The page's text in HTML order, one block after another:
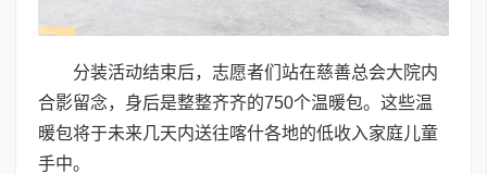
分装活动结束后，志愿者们站在慈善总会大院内
合影留念，身后是整整齐齐的750个温暖包。这些温
暖包将于未来几天内送往喀什各地的低收入家庭儿童
手中。